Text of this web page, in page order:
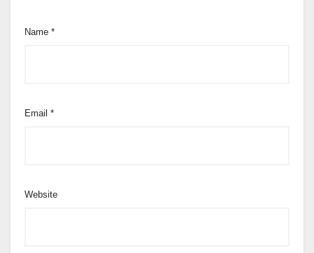
Name *
Email *
Website